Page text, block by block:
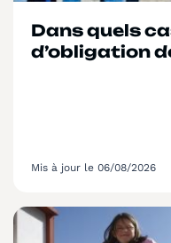
Dans quels
d’obligation
Mis à jour le 06/08/2026